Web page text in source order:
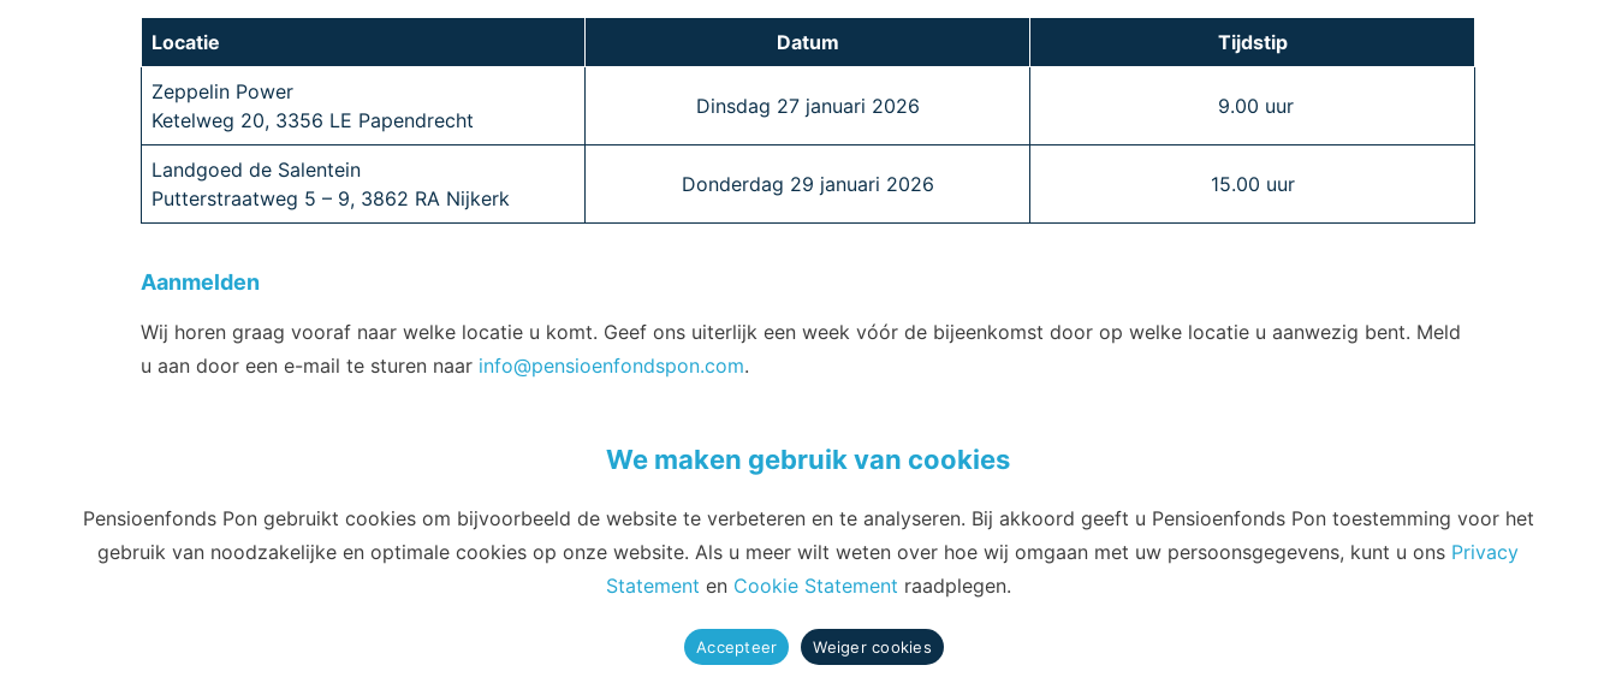
Locatie Datum Tijdstip
Zeppelin Power
Ketelweg 20, 3356 LE Papendrecht
Dinsdag 27 januari 2026 9.00 uur
Landgoed de Salentein
Putterstraatweg 5 – 9, 3862 RA Nijkerk
Donderdag 29 januari 2026 15.00 uur
Aanmelden
Wij horen graag vooraf naar welke locatie u komt. Geef ons uiterlijk een week vóór de bijeenkomst door op welke locatie u aanwezig bent. Meld
u aan door een e-mail te sturen naar info@pensioenfondspon.com.
Email
info@pensioenfondspon.com
Telefoon
088 60 60 271
Adres
We maken gebruik van cookies
Pensioenfonds Pon gebruikt cookies om bijvoorbeeld de website te verbeteren en te analyseren. Bij akkoord geeft u Pensioenfonds Pon toestemming voor het
gebruik van noodzakelijke en optimale cookies op onze website. Als u meer wilt weten over hoe wij omgaan met uw persoonsgegevens, kunt u ons Privacy
Statement en Cookie Statement raadplegen.
Accepteer Weiger cookies